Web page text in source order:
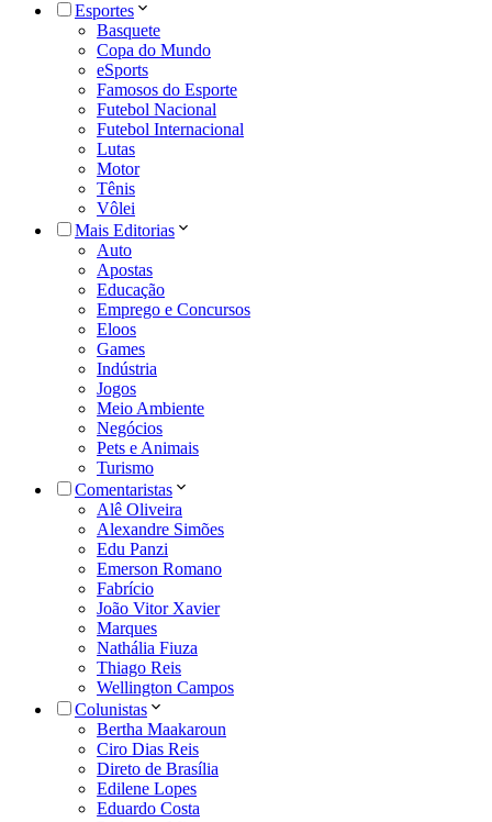
Esportes
Basquete
Copa do Mundo
eSports
Famosos do Esporte
Futebol Nacional
Futebol Internacional
Lutas
Motor
Tênis
Vôlei
Mais Editorias
Auto
Apostas
Educação
Emprego e Concursos
Eloos
Games
Indústria
Jogos
Meio Ambiente
Negócios
Pets e Animais
Turismo
Comentaristas
Alê Oliveira
Alexandre Simões
Edu Panzi
Emerson Romano
Fabrício
João Vitor Xavier
Marques
Nathália Fiuza
Thiago Reis
Wellington Campos
Colunistas
Bertha Maakaroun
Ciro Dias Reis
Direto de Brasília
Edilene Lopes
Eduardo Costa